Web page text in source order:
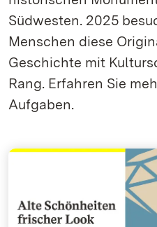
Südwesten. 2025
Menschen diese
Geschichte mit
Rang. Erfahren Sie
Aufgaben.